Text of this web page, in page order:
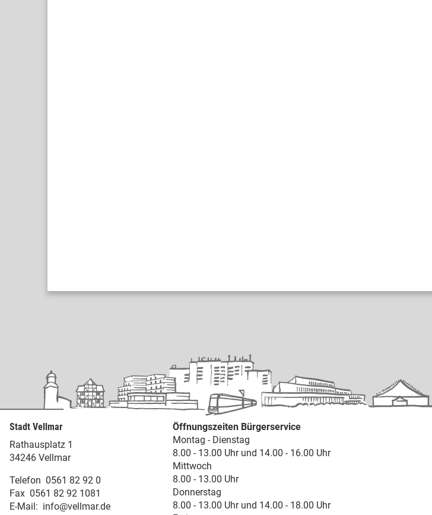
Stadt Vellmar
Rathausplatz 1
34246 Vellmar
Telefon 0561 82 92 0
Fax 0561 82 92 1081
E-Mail: info@vellmar.de
Öffnungszeiten Bürgerservice
Montag - Dienstag
8.00 - 13.00 Uhr und 14.00 - 16.00 Uhr
Mittwoch
8.00 - 13.00 Uhr
Donnerstag
8.00 - 13.00 Uhr und 14.00 - 18.00 Uhr